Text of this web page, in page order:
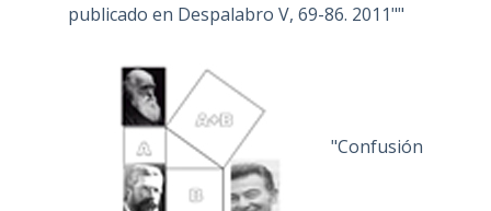
publicado en Despalabro V, 69-86. 2011""
"Confusión